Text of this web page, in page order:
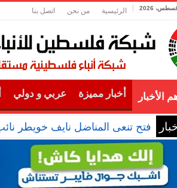
الرئيسية من نحن اتصل بنا
الأخبار أخبار مميزة عربي و دولي
فتح تنعى المناضل نايف خويطر